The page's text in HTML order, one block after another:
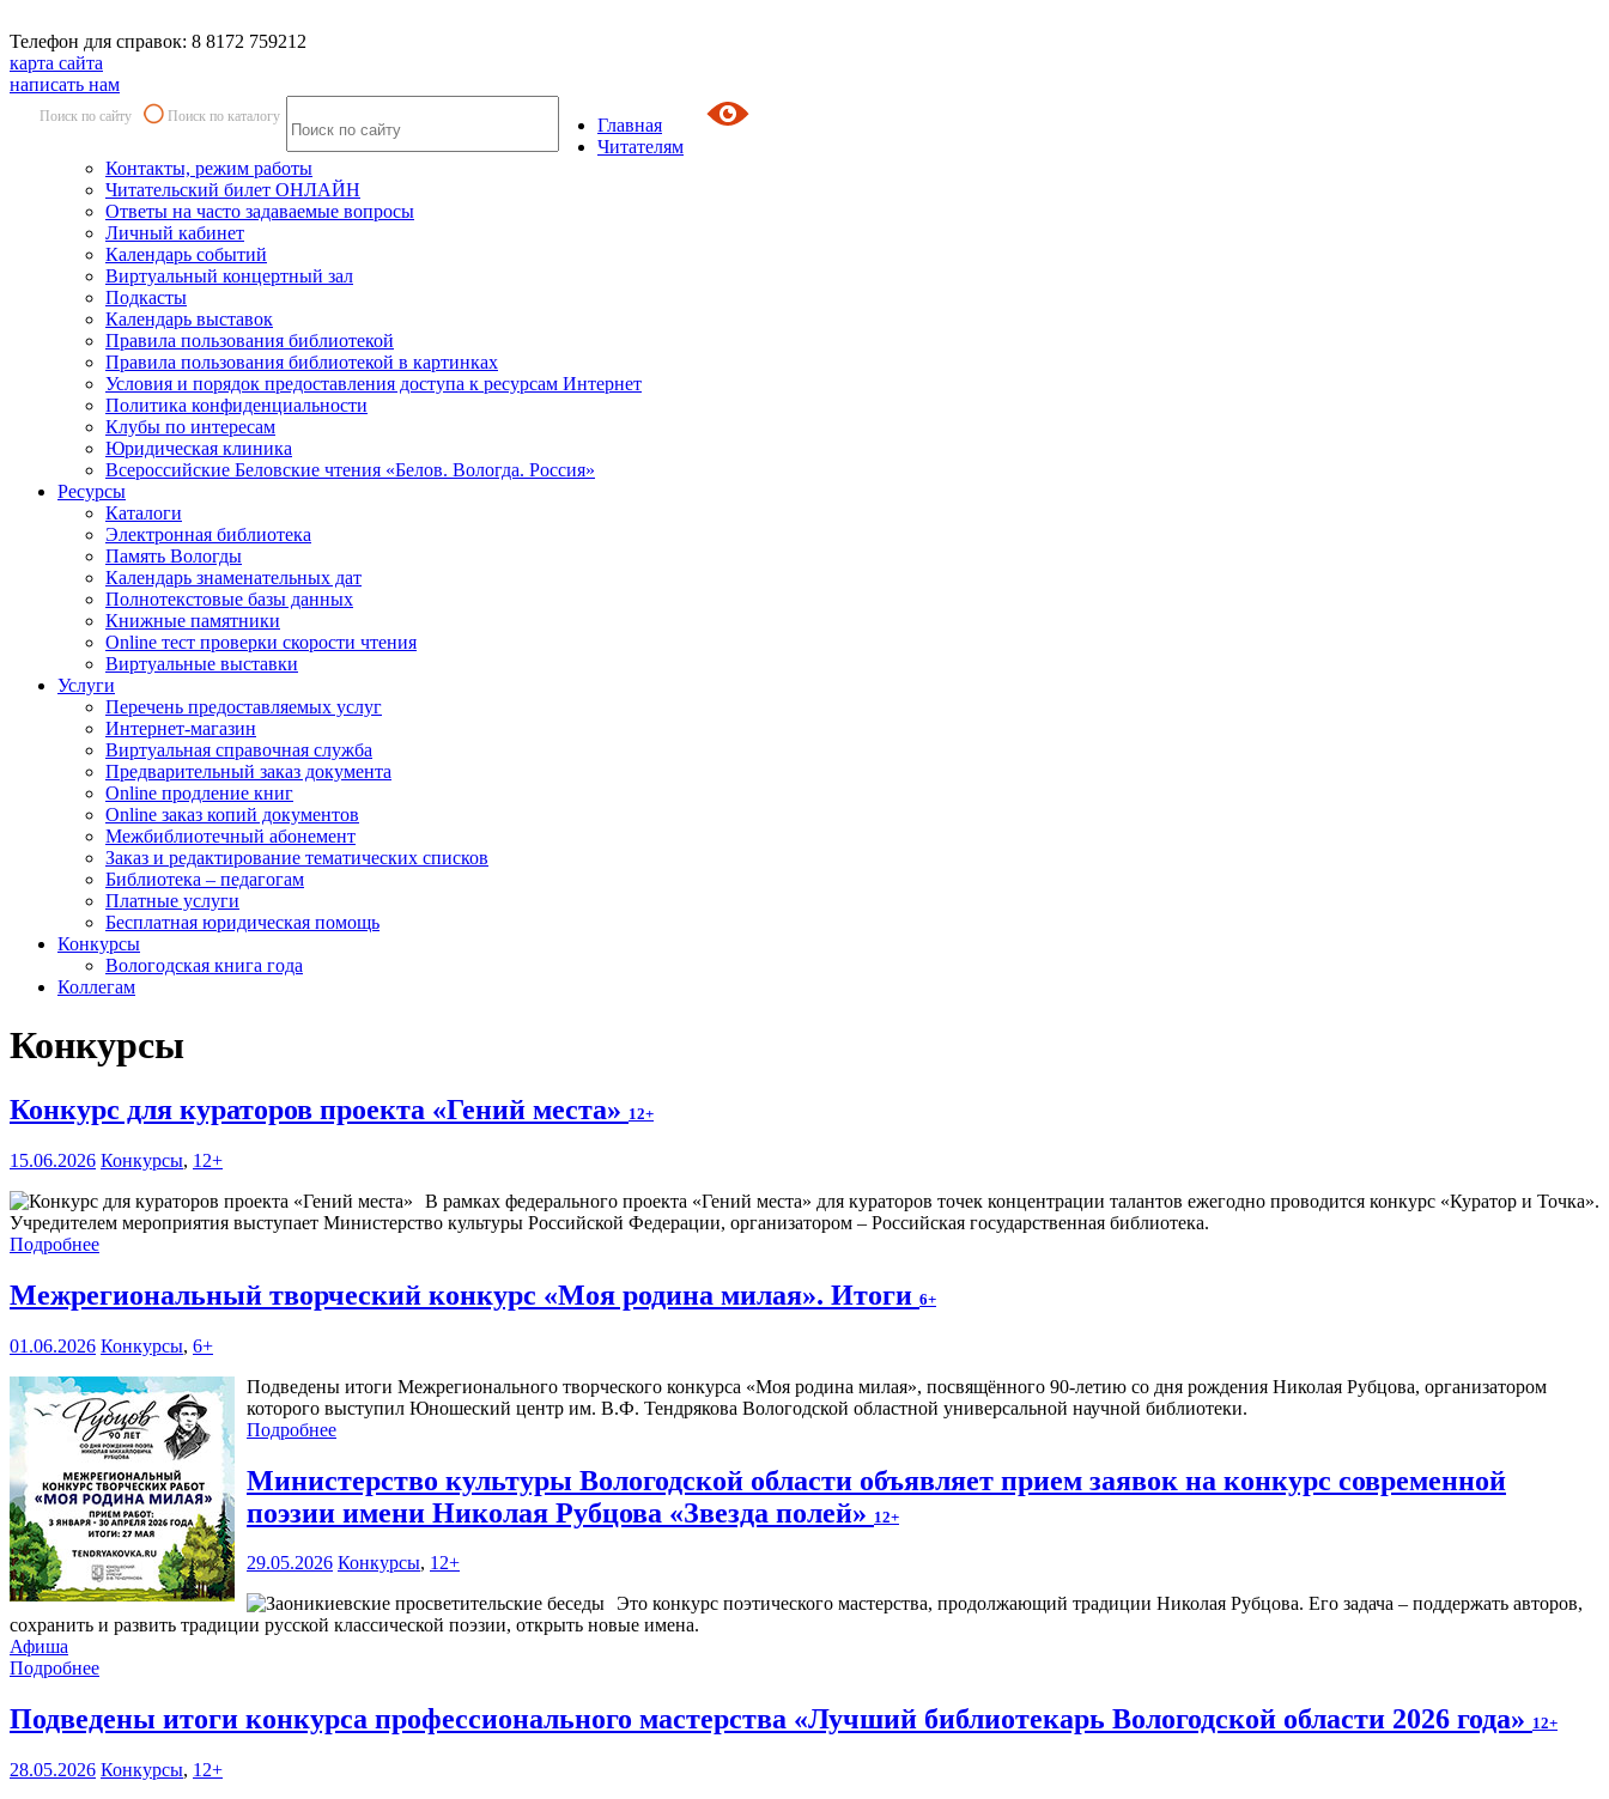
Телефон для справок: 8 8172 759212
карта сайта
написать нам
Поиск по сайту Поиск по каталогу
Главная
Читателям
Контакты, режим работы
Читательский билет ОНЛАЙН
Ответы на часто задаваемые вопросы
Личный кабинет
Календарь событий
Виртуальный концертный зал
Подкасты
Календарь выставок
Правила пользования библиотекой
Правила пользования библиотекой в картинках
Условия и порядок предоставления доступа к ресурсам Интернет
Политика конфиденциальности
Клубы по интересам
Юридическая клиника
Всероссийские Беловские чтения «Белов. Вологда. Россия»
Ресурсы
Каталоги
Электронная библиотека
Память Вологды
Календарь знаменательных дат
Полнотекстовые базы данных
Книжные памятники
Online тест проверки скорости чтения
Виртуальные выставки
Услуги
Перечень предоставляемых услуг
Интернет-магазин
Виртуальная справочная служба
Предварительный заказ документа
Online продление книг
Online заказ копий документов
Межбиблиотечный абонемент
Заказ и редактирование тематических списков
Библиотека – педагогам
Платные услуги
Бесплатная юридическая помощь
Конкурсы
Вологодская книга года
Коллегам
Конкурсы
Конкурс для кураторов проекта «Гений места» 12+
15.06.2026 Конкурсы, 12+
В рамках федерального проекта «Гений места» для кураторов точек концентрации талантов ежегодно проводится конкурс «Куратор и Точка».
Учредителем мероприятия выступает Министерство культуры Российской Федерации, организатором – Российская государственная библиотека.
Подробнее
Межрегиональный творческий конкурс «Моя родина милая». Итоги 6+
01.06.2026 Конкурсы, 6+
Подведены итоги Межрегионального творческого конкурса «Моя родина милая», посвящённого 90-летию со дня рождения Николая Рубцова, организатором
которого выступил Юношеский центр им. В.Ф. Тендрякова Вологодской областной универсальной научной библиотеки.
Подробнее
Министерство культуры Вологодской области объявляет прием заявок на конкурс современной
поэзии имени Николая Рубцова «Звезда полей» 12+
29.05.2026 Конкурсы, 12+
Это конкурс поэтического мастерства, продолжающий традиции Николая Рубцова. Его задача – поддержать авторов,
сохранить и развить традиции русской классической поэзии, открыть новые имена.
Афиша
Подробнее
Подведены итоги конкурса профессионального мастерства «Лучший библиотекарь Вологодской области 2026 года» 12+
28.05.2026 Конкурсы, 12+